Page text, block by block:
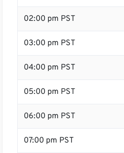
02:00 pm PST
03:00 pm PST
04:00 pm PST
05:00 pm PST
06:00 pm PST
07:00 pm PST